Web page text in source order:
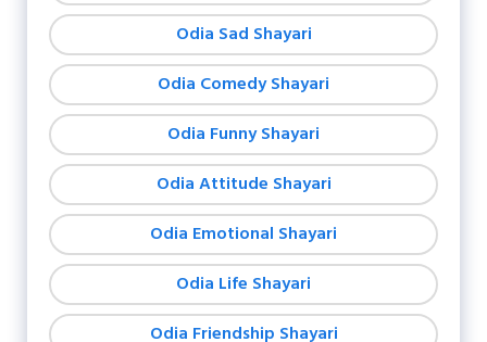
Odia Sad Shayari
Odia Comedy Shayari
Odia Funny Shayari
Odia Attitude Shayari
Odia Emotional Shayari
Odia Life Shayari
Odia Friendship Shayari